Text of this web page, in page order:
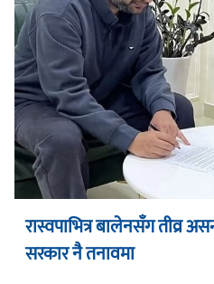
रास्वपाभित्र बालेनसँग तीव्र
सरकार नै तनावमा